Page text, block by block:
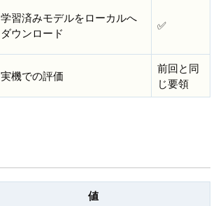
学習済みモデルをローカルへ
ダウンロード
✅️
実機での評価
前回と同
じ要領
値